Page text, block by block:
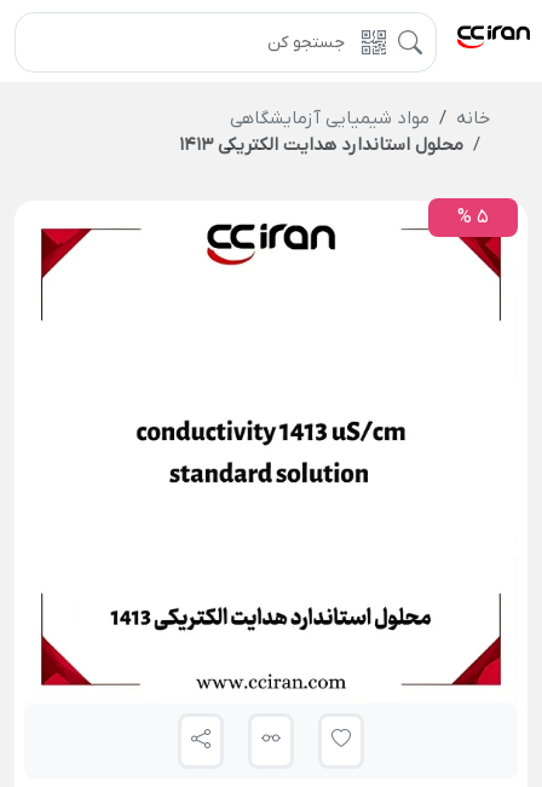
خانه
مواد شیمیایی آزمایشگاهی
محلول استاندارد هدایت الکتریکی 1413
5 %